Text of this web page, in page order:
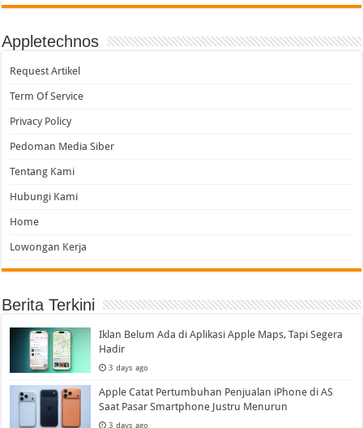
Appletechnos
Request Artikel
Term Of Service
Privacy Policy
Pedoman Media Siber
Tentang Kami
Hubungi Kami
Home
Lowongan Kerja
Berita Terkini
Iklan Belum Ada di Aplikasi Apple Maps, Tapi Segera
Hadir
3 days ago
Apple Catat Pertumbuhan Penjualan iPhone di AS
Saat Pasar Smartphone Justru Menurun
3 days ago